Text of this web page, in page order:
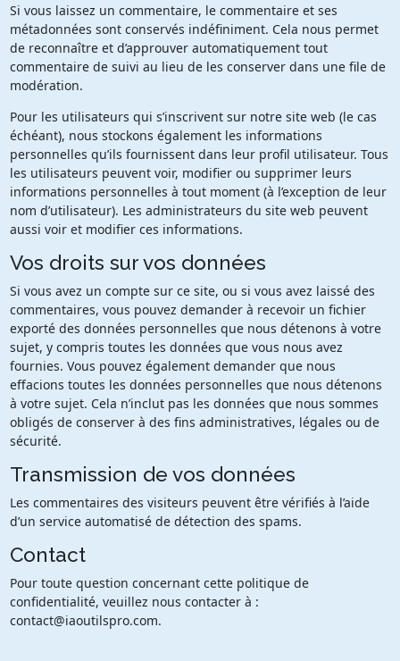
Si vous laissez un commentaire, le commentaire et ses
métadonnées sont conservés indéfiniment. Cela nous permet
de reconnaître et d’approuver automatiquement tout
commentaire de suivi au lieu de les conserver dans une file de
modération.
Pour les utilisateurs qui s’inscrivent sur notre site web (le cas
échéant), nous stockons également les informations
personnelles qu’ils fournissent dans leur profil utilisateur. Tous
les utilisateurs peuvent voir, modifier ou supprimer leurs
informations personnelles à tout moment (à l’exception de leur
nom d’utilisateur). Les administrateurs du site web peuvent
aussi voir et modifier ces informations.
Vos droits sur vos données
Si vous avez un compte sur ce site, ou si vous avez laissé des
commentaires, vous pouvez demander à recevoir un fichier
exporté des données personnelles que nous détenons à votre
sujet, y compris toutes les données que vous nous avez
fournies. Vous pouvez également demander que nous
effacions toutes les données personnelles que nous détenons
à votre sujet. Cela n’inclut pas les données que nous sommes
obligés de conserver à des fins administratives, légales ou de
sécurité.
Transmission de vos données
Les commentaires des visiteurs peuvent être vérifiés à l’aide
d’un service automatisé de détection des spams.
Contact
Pour toute question concernant cette politique de
confidentialité, veuillez nous contacter à :
contact@iaoutilspro.com.